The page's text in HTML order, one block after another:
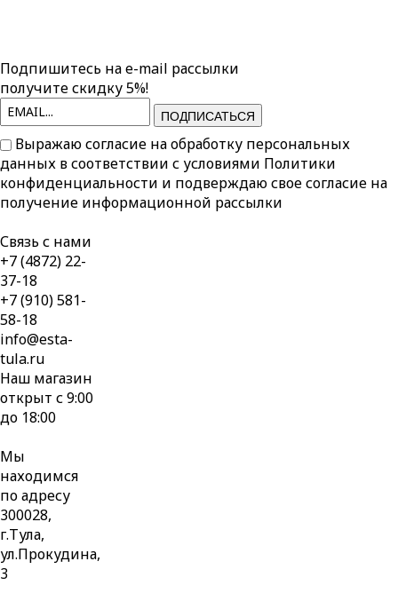
Подпишитесь на e-mail рассылки
получите скидку 5%!
ПОДПИСАТЬСЯ
Выражаю согласие на обработку персональных
данных в соответствии с условиями Политики
конфиденциальности и подверждаю свое согласие на
получение информационной рассылки
Связь с нами
+7 (4872) 22-
37-18
+7 (910) 581-
58-18
info@esta-
tula.ru
Наш магазин
открыт с 9:00
до 18:00
Мы
находимся
по адресу
300028,
г.Тула,
ул.Прокудина,
3